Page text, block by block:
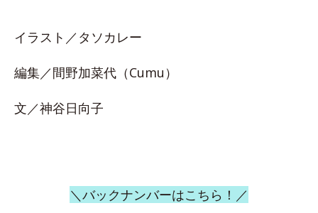
イラスト／タソカレー
編集／間野加菜代（Cumu）
文／神谷日向子
＼バックナンバーはこちら！／